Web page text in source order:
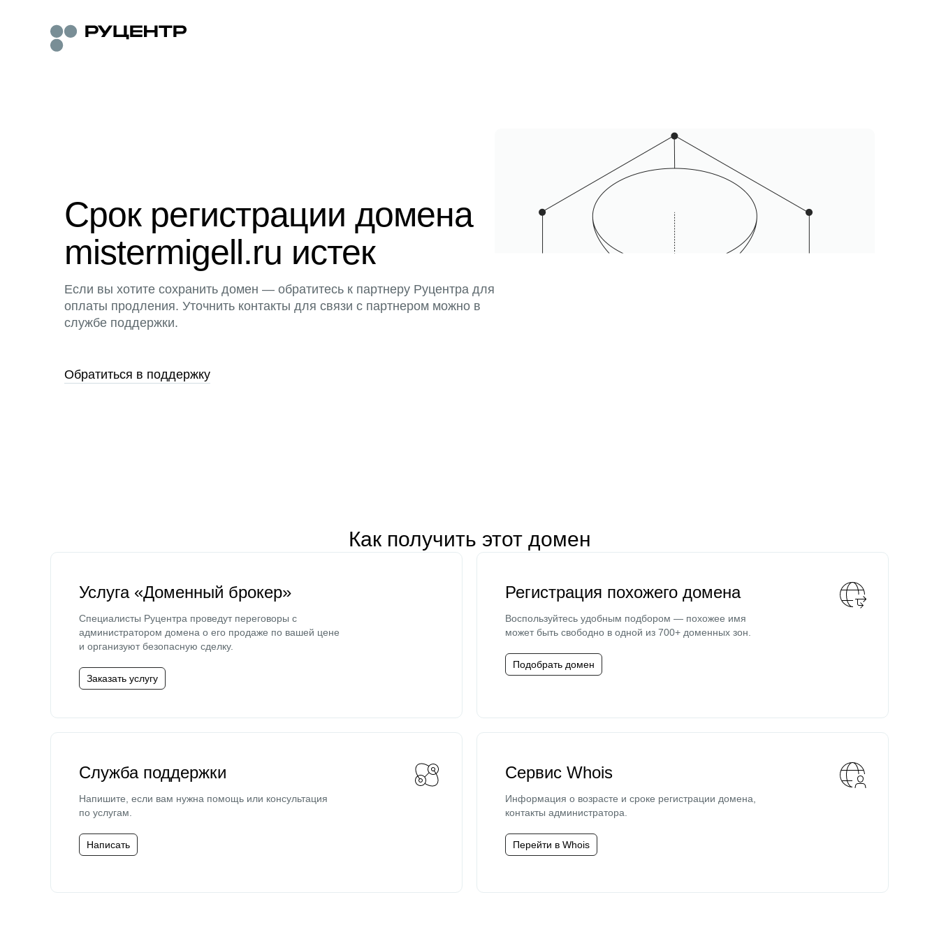
Срок регистрации домена
mistermigell.ru истек
Если вы хотите сохранить домен — обратитесь к партнеру Руцентра для
оплаты продления. Уточнить контакты для связи с партнером можно в
службе поддержки.
Обратиться в поддержку
Как получить этот домен
Услуга «Доменный брокер»
Специалисты Руцентра проведут переговоры с
администратором домена о его продаже по вашей цене
и организуют безопасную сделку.
Заказать услугу
Регистрация похожего домена
Воспользуйтесь удобным подбором — похожее имя
может быть свободно в одной из 700+ доменных зон.
Подобрать домен
Служба поддержки
Напишите, если вам нужна помощь или консультация
по услугам.
Написать
Сервис Whois
Информация о возрасте и сроке регистрации домена,
контакты администратора.
Перейти в Whois